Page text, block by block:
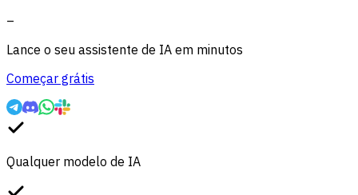
–
Lance o seu assistente de IA em minutos
Começar grátis
Qualquer modelo de IA